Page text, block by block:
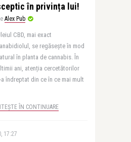
în privința lui!
Alex Pub
CBD, mai exact
se regăsește în mod
în planta de cannabis. În
ani, atenția cercetătorilor
a îndreptat din ce în ce mai mult
ÎN CONTINUARE
17:27